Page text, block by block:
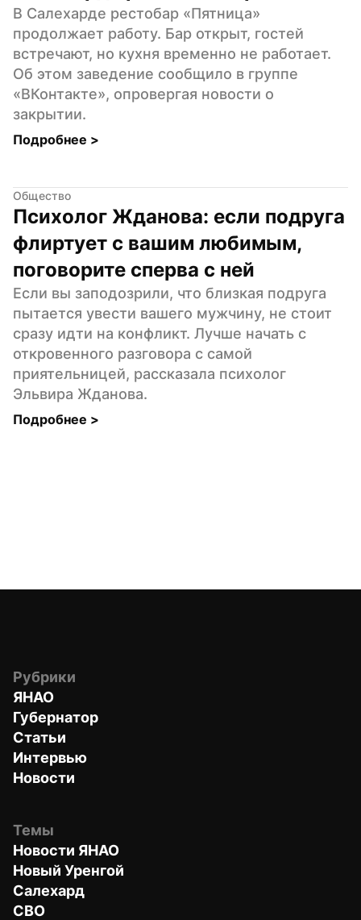
В Салехарде рестобар «Пятница»
продолжает работу. Бар открыт, гостей
встречают, но кухня временно не работает.
Об этом заведение сообщило в группе
«ВКонтакте», опровергая новости о
закрытии.
Подробнее >
Общество
Психолог Жданова: если подруга
флиртует с вашим любимым,
поговорите сперва с ней
Если вы заподозрили, что близкая подруга
пытается увести вашего мужчину, не стоит
сразу идти на конфликт. Лучше начать с
откровенного разговора с самой
приятельницей, рассказала психолог
Эльвира Жданова.
Подробнее >
Рубрики
ЯНАО
Губернатор
Статьи
Интервью
Новости
Темы
Новости ЯНАО
Новый Уренгой
Салехард
СВО